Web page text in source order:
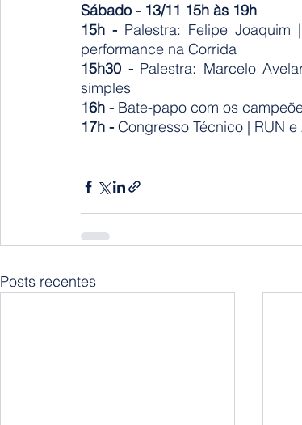
Sábado - 13/11 15h às 19h
15h - Palestra: Felipe
performance na Corrida
15h30 - Palestra: Marcelo
simples
16h - Bate-papo com os
17h - Congresso Técnico | RUN
Posts recentes